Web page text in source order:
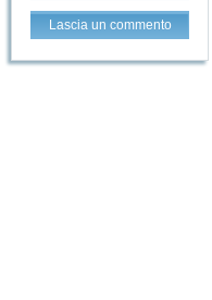
Lascia un commento